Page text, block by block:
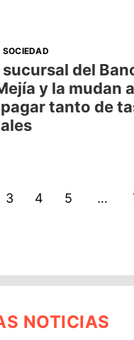
SOCIEDAD
del
y la mudan
tanto de
3 4 5 …
NOTICIAS